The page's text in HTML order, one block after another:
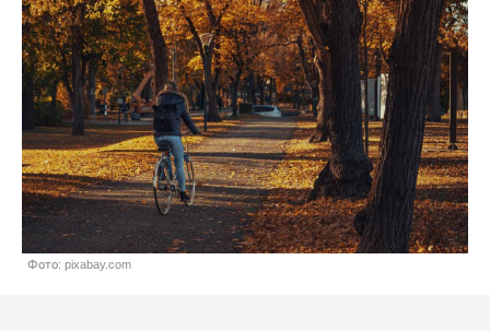
Фото: pixabay.com